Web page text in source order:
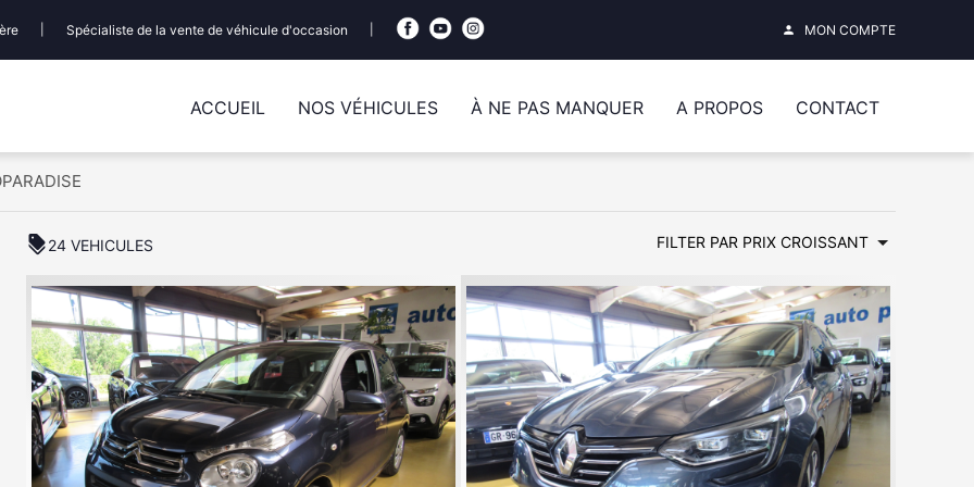
Spécialiste de la vente de véhicule d'occasion person MON COMPTE
ACCUEIL NOS VÉHICULES À NE PAS MANQUER A PROPOS CONTACT
discount24 VEHICULES